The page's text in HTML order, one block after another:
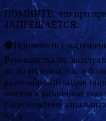
ПОМНИТЕ, что при
ЗАПРЕЩАЕТСЯ:
🟤Применять с
Руководства по
их на изделии, т.к. в
разнообразии видов
имеются различные
расположения
т.д.);